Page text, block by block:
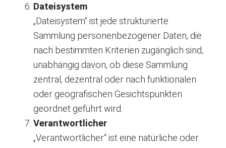
Dateisystem
„Dateisystem“ ist jede strukturierte
Sammlung personenbezogener Daten, die
nach bestimmten Kriterien zugänglich sind,
unabhängig davon, ob diese Sammlung
zentral, dezentral oder nach funktionalen
oder geografischen Gesichtspunkten
geordnet geführt wird.
Verantwortlicher
„Verantwortlicher“ ist eine natürliche oder